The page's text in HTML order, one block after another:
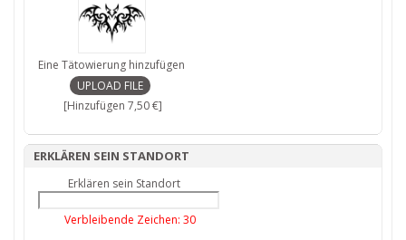
Eine Tätowierung hinzufügen
[Hinzufügen 7,50 €]
ERKLÄREN SEIN STANDORT
Erklären sein Standort
Verbleibende Zeichen: 30